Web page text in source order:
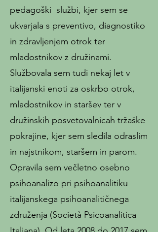
pedagoški službi, kjer sem se
ukvarjala s preventivo, diagnostiko
in zdravljenjem otrok ter
mladostnikov z družinami.
Službovala sem tudi nekaj let v
italijanski enoti za oskrbo otrok,
mladostnikov in staršev ter v
družinskih posvetovalnicah tržaške
pokrajine, kjer sem sledila odraslim
in najstnikom, staršem in parom.
Opravila sem večletno osebno
psihoanalizo pri psihoanalitiku
italijanskega psihoanalitičnega
združenja (Società Psicoanalitica